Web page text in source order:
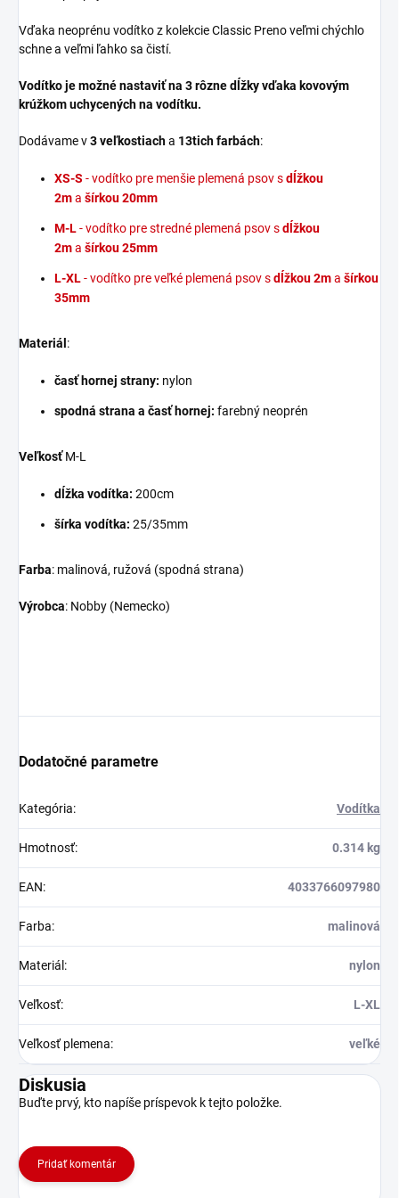
Vďaka neoprénu vodítko z kolekcie Classic Preno veľmi chýchlo
schne a veľmi ľahko sa čistí.
Vodítko je možné nastaviť na 3 rôzne dĺžky vďaka kovovým
krúžkom uchycených na vodítku.
Dodávame v3veľkostiacha 13tich farbách:
XS-S - vodítko pre menšie plemená psov sdĺžkou
2ma šírkou 20mm
M-L- vodítko pre stredné plemená psov sdĺžkou
2ma šírkou 25mm
L-XL- vodítko pre veľké plemená psov sdĺžkou 2ma šírkou
35mm
Materiál :
časť hornej strany: nylon
spodná strana a časť hornej: farebný neoprén
VeľkosťM-L
dĺžka vodítka: 200cm
šírka vodítka: 25/35mm
Farba: malinová, ružová (spodná strana)
Výrobca: Nobby (Nemecko)
Dodatočné parametre
Kategória: Vodítka
Hmotnosť: 0.314 kg
EAN: 4033766097980
Farba: malinová
Materiál : nylon
Veľkosť: L-XL
Veľkosť plemena: veľké
Diskusia
Buďte prvý, kto napíše príspevok k tejto položke.
Pridať komentár